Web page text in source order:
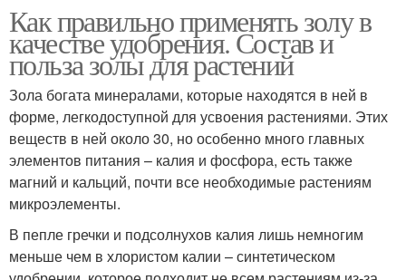
Как правильно применять золу в
качестве удобрения. Состав и
польза золы для растений
Зола богата минералами, которые находятся в ней в
форме, легкодоступной для усвоения растениями. Этих
веществ в ней около 30, но особенно много главных
элементов питания – калия и фосфора, есть также
магний и кальций, почти все необходимые растениям
микроэлементы.
В пепле гречки и подсолнухов калия лишь немногим
меньше чем в хлористом калии – синтетическом